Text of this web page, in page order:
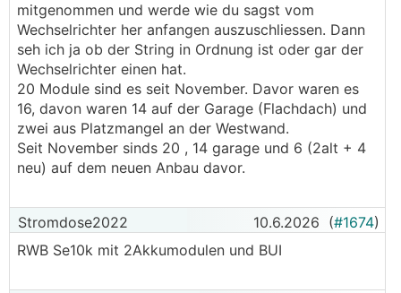
mitgenommen und werde wie du sagst vom
Wechselrichter her anfangen auszuschliessen. Dann
seh ich ja ob der String in Ordnung ist oder gar der
Wechselrichter einen hat.
20 Module sind es seit November. Davor waren es
16, davon waren 14 auf der Garage (Flachdach) und
zwei aus Platzmangel an der Westwand.
Seit November sinds 20 , 14 garage und 6 (2alt + 4
neu) auf dem neuen Anbau davor.
Stromdose2022 10.6.2026 (#1674)
RWB Se10k mit 2Akkumodulen und BUI